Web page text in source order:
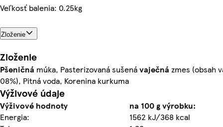
Veľkosť balenia: 0.25kg
Zloženie
Zloženie
Pšeničná múka, Pasterizovaná sušenávaječná zmes (obsah
08%), Pitná voda, Korenina kurkuma
Výživové údaje
Výživové hodnoty
na 100 g výrobku:
Energia:
1562 kJ/368 kcal